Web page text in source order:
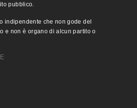
pubblico.
indipendente che non gode del
e non è organo di alcun partito o